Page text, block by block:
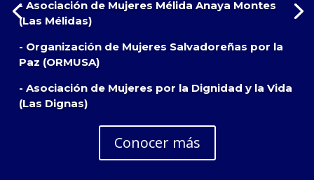
- Asociación de Mujeres Mélida Anaya Montes
(Las Mélidas)
- Organización de Mujeres Salvadoreñas por la
Paz (ORMUSA)
- Asociación de Mujeres por la Dignidad y la Vida
(Las Dignas)
Conocer más